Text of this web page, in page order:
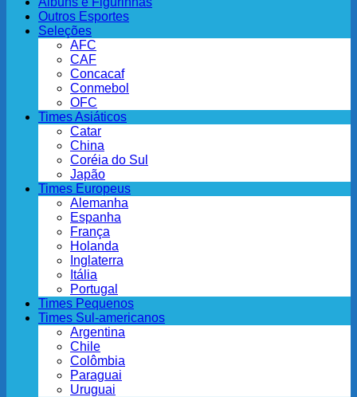
Outros Esportes
Seleções
AFC
CAF
Concacaf
Conmebol
OFC
Times Asiáticos
Catar
China
Coréia do Sul
Japão
Times Europeus
Alemanha
Espanha
França
Holanda
Inglaterra
Itália
Portugal
Times Pequenos
Times Sul-americanos
Argentina
Chile
Colômbia
Paraguai
Uruguai